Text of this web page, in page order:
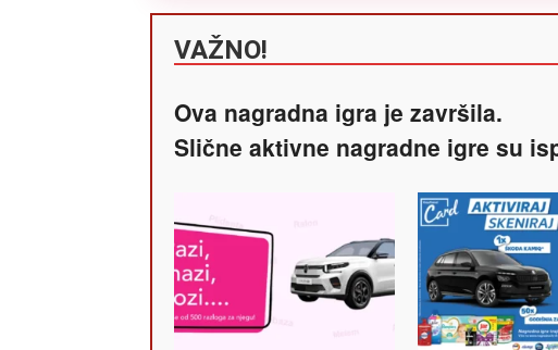
VAŽNO!
Ova nagradna igra je završila.
Slične aktivne nagradne igre su